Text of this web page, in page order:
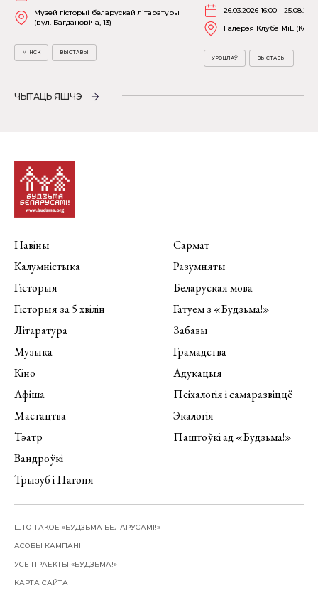
Музей гісторыі беларускай літаратуры
(вул. Багдановіча, 13)
МІНСК ВЫСТАВЫ
26.03.2026 16:00 -
Галерэя Клуба MiL
УРОЦЛАЎ ВЫСТАВЫ
ЧЫТАЦЬ ЯШЧЭ
Навіны
Калумністыка
Гісторыя
Гісторыя за 5 хвілін
Літаратура
Музыка
Кіно
Афіша
Мастацтва
Тэатр
Вандроўкі
Трызуб і Пагоня
Сармат
Разумняты
Беларуская мова
Гатуем з «Будзьма!»
Забавы
Грамадства
Адукацыя
Псіхалогія і самаразвіццё
Экалогія
Паштоўкі ад «Будзьма!»
ШТО ТАКОЕ «БУДЗЬМА БЕЛАРУСАМІ!»
АСОБЫ КАМПАНІІ
УСЕ ПРАЕКТЫ «БУДЗЬМА!»
КАРТА САЙТА